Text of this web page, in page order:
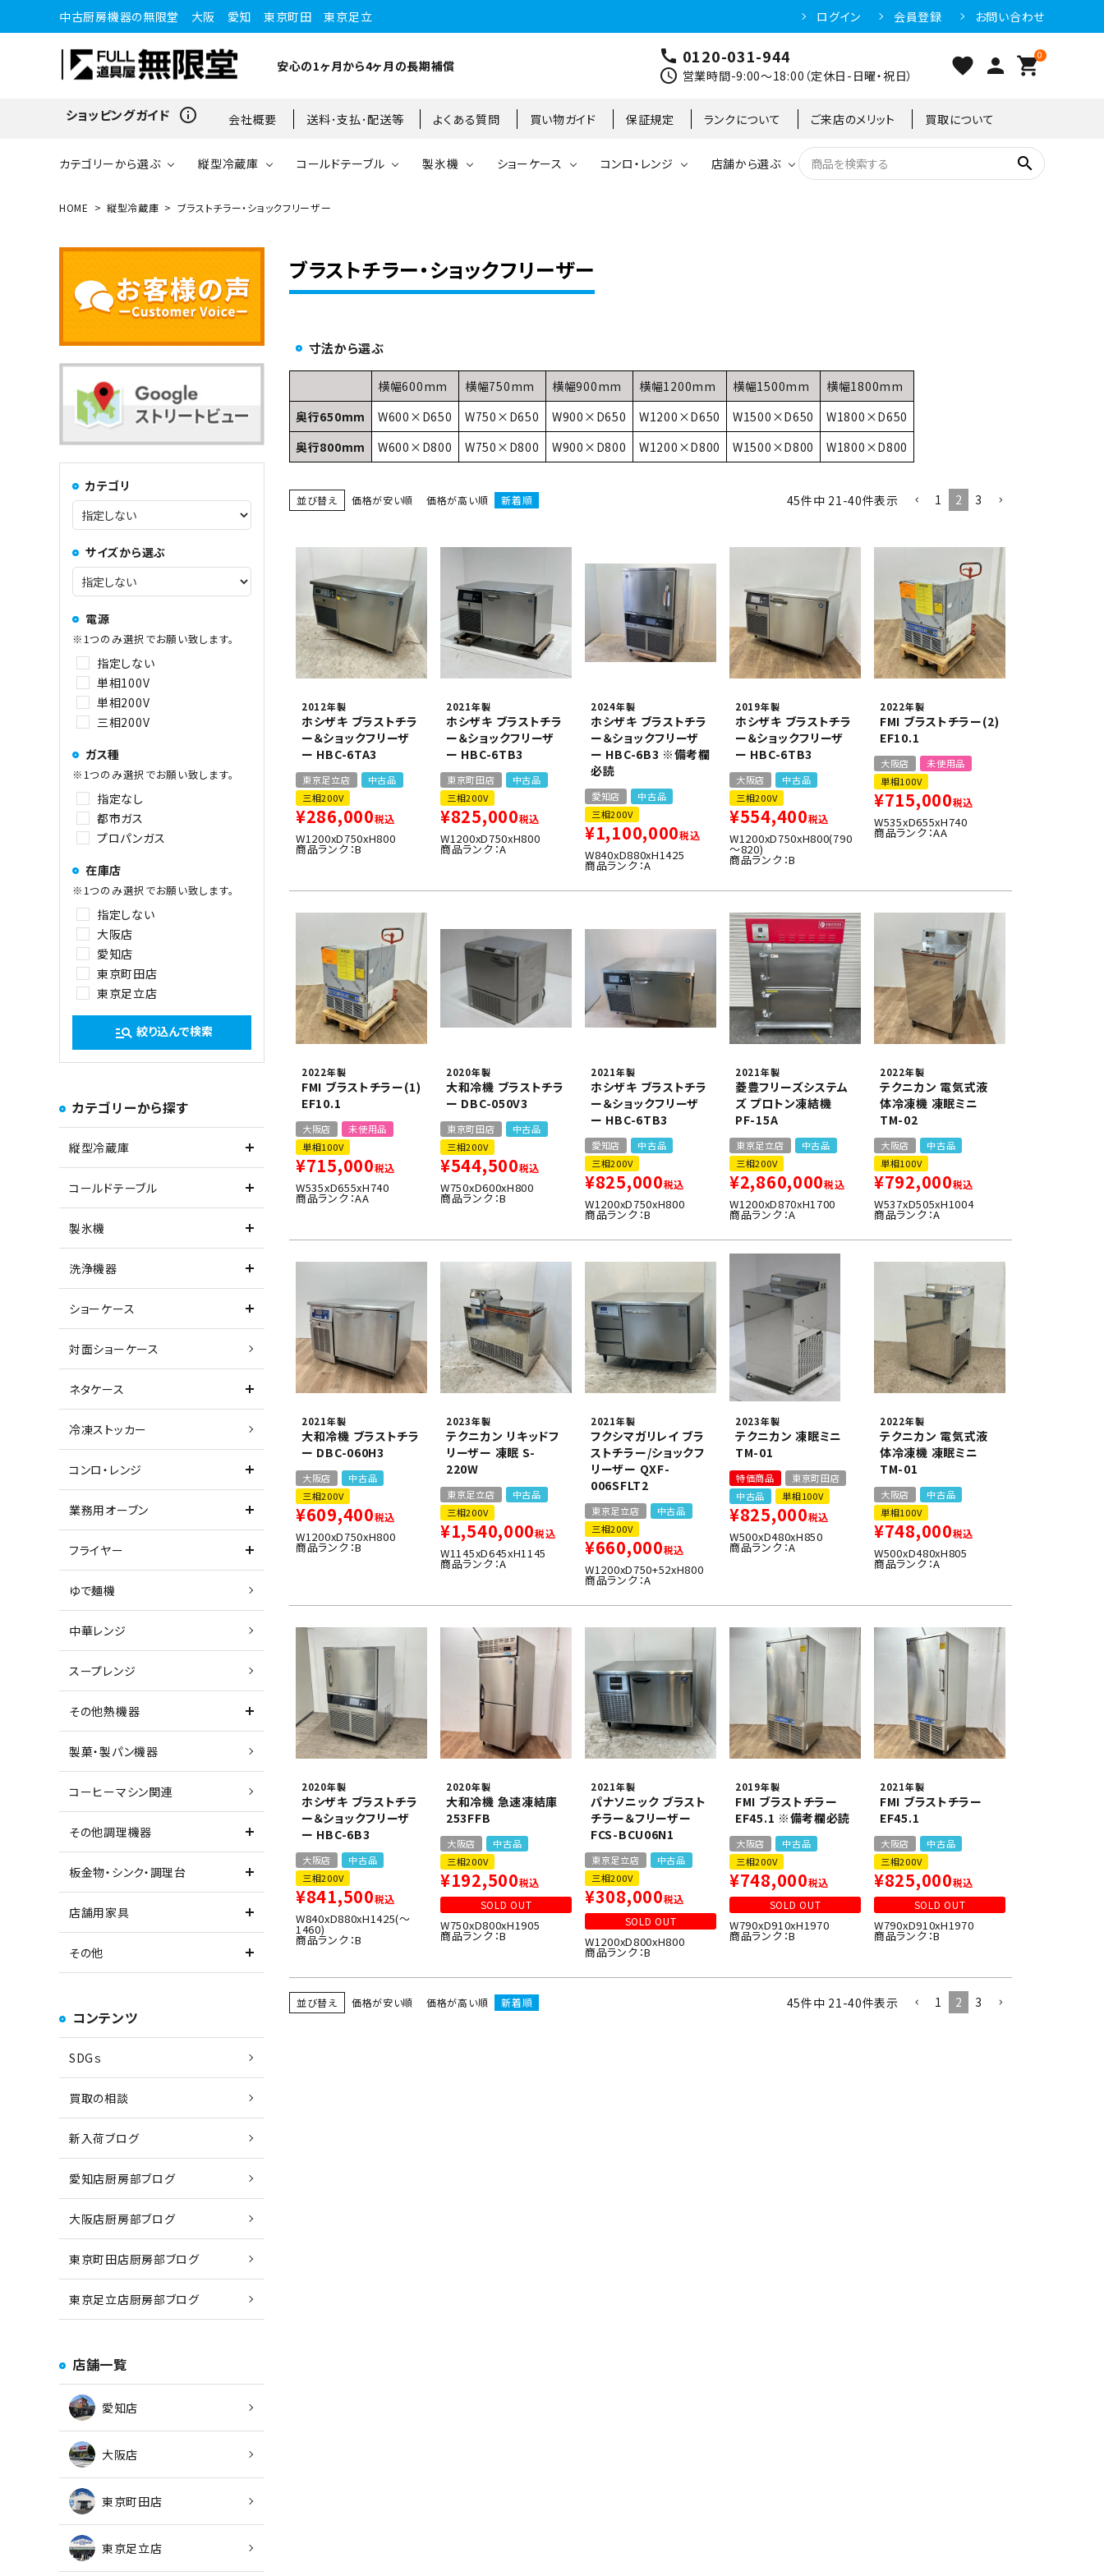
中古厨房機器の無限堂 大阪 愛知 東京町田 東京足立 ログイン 会員登録 お問い合わせ
安心の1ヶ月から4ヶ月の長期補償 call 0120-031-944
schedule 営業時間-9:00～18:00（定休日-日曜・祝日） favorite person 0
shopping_cart
ショッピングガイド info_outline 会社概要 送料･支払･配送等 よくある質問 買い物ガイド 保証規定 ランクについて ご来店のメリット 買取について
カテゴリーから選ぶ
ショーケース
コンロ・レンジ 業務用オーブン フライヤー ゆで麺機
スープレンジ その他熱機器 製菓・製パン機器
コーヒーマシン関連 その他調理機器 店舗用家具
その他
縦型冷蔵庫
ブラストチラー・ショックフ
リーザー
コールドテーブル
ドロワータイプ・他
製氷機
65kg
100kg以上 チップ・フレークアイス ビッグアイス・その他異形
ショーケース
ワインセラー・ワインクーラ
ー
コンロ・レンジ 店舗から選ぶ search
HOME 縦型冷蔵庫 ブラストチラー・ショックフリーザー
カテゴリ
サイズから選ぶ
電源
※1つのみ選択でお願い致します。
指定しない
単相100V
単相200V
三相200V
ガス種
※1つのみ選択でお願い致します。
指定なし
都市ガス
プロパンガス
在庫店
※1つのみ選択でお願い致します。
指定しない
大阪店
愛知店
東京町田店
東京足立店
manage_search 絞り込んで検索
カテゴリーから探す
縦型冷蔵庫
コールドテーブル
製氷機
洗浄機器
ショーケース
対面ショーケース
ネタケース
冷凍ストッカー
コンロ・レンジ
業務用オーブン
フライヤー
ゆで麺機
中華レンジ
スープレンジ
その他熱機器
製菓・製パン機器
コーヒーマシン関連
その他調理機器
板金物・シンク・調理台
店舗用家具
その他
コンテンツ
SDGｓ
買取の相談
新入荷ブログ
愛知店厨房部ブログ
大阪店厨房部ブログ
東京町田店厨房部ブログ
東京足立店厨房部ブログ
店舗一覧
愛知店
大阪店
東京町田店
東京足立店
ブラストチラー・ショックフリーザー
寸法から選ぶ
横幅600mm 横幅750mm 横幅900mm 横幅1200mm 横幅1500mm
横幅1800mm
奥行650mm
W600×D650 W750×D650 W900×D650 W1200×D650 W1500×D650
W1800×D650
奥行800mm
W600×D800 W750×D800 W900×D800 W1200×D800 W1500×D800 W1800×D800
並び替え 価格が安い順 価格が高い順 新着順 45件中 21-40件表示 1 2 3
2012年製
ホシザキ ブラストチラ
ー＆ショックフリーザ
ー HBC-6TA3
東京足立店
中古品
三相200V
¥286,000税込
W1200xD750xH800
商品ランク：B
2021年製
ホシザキ ブラストチラ
ー＆ショックフリーザ
ー HBC-6TB3
東京町田店
中古品
三相200V
¥825,000税込
W1200xD750xH800
商品ランク：A
2024年製
ホシザキ ブラストチラ
ー＆ショックフリーザ
ー HBC-6B3 ※備考欄
必読
愛知店
中古品
三相200V
¥1,100,000税込
W840xD880xH1425
商品ランク：A
2019年製
ホシザキ ブラストチラ
ー＆ショックフリーザ
ー HBC-6TB3
大阪店
中古品
三相200V
¥554,400税込
W1200xD750xH800(790
～820)
商品ランク：B
2022年製
FMI ブラストチラー(2)
EF10.1
大阪店
未使用品
単相100V
¥715,000税込
W535xD655xH740
商品ランク：AA
2022年製
FMI ブラストチラー(1)
EF10.1
大阪店
未使用品
単相100V
¥715,000税込
W535xD655xH740
商品ランク：AA
2020年製
大和冷機 ブラストチラ
ー DBC-050V3
東京町田店
中古品
三相200V
¥544,500税込
W750xD600xH800
商品ランク：B
2021年製
ホシザキ ブラストチラ
ー＆ショックフリーザ
ー HBC-6TB3
愛知店
中古品
三相200V
¥825,000税込
W1200xD750xH800
商品ランク：B
2021年製
菱豊フリーズシステム
ズ プロトン凍結機
PF-15A
東京足立店
中古品
三相200V
¥2,860,000税込
W1200xD870xH1700
商品ランク：A
2022年製
テクニカン 電気式液
体冷凍機 凍眠ミニ
TM-02
大阪店
中古品
単相100V
¥792,000税込
W537xD505xH1004
商品ランク：A
2021年製
大和冷機 ブラストチラ
ー DBC-060H3
大阪店
中古品
三相200V
¥609,400税込
W1200xD750xH800
商品ランク：B
2023年製
テクニカン リキッドフ
リーザー 凍眠 S-
220W
東京足立店
中古品
三相200V
¥1,540,000税込
W1145xD645xH1145
商品ランク：A
2021年製
フクシマガリレイ ブラ
ストチラー/ショックフ
リーザー QXF-
006SFLT2
東京足立店
中古品
三相200V
¥660,000税込
W1200xD750+52xH800
商品ランク：A
2023年製
テクニカン 凍眠ミニ
TM-01
特価商品
東京町田店
中古品
単相100V
¥825,000税込
W500xD480xH850
商品ランク：A
2022年製
テクニカン 電気式液
体冷凍機 凍眠ミニ
TM-01
大阪店
中古品
単相100V
¥748,000税込
W500xD480xH805
商品ランク：A
2020年製
ホシザキ ブラストチラ
ー＆ショックフリーザ
ー HBC-6B3
大阪店
中古品
三相200V
¥841,500税込
W840xD880xH1425(～
1460)
商品ランク：B
2020年製
大和冷機 急速凍結庫
253FFB
大阪店
中古品
三相200V
¥192,500税込
SOLD OUT
W750xD800xH1905
商品ランク：B
2021年製
パナソニック ブラスト
チラー＆フリーザー
FCS-BCU06N1
東京足立店
中古品
三相200V
¥308,000税込
SOLD OUT
W1200xD800xH800
商品ランク：B
2019年製
FMI ブラストチラー
EF45.1 ※備考欄必読
大阪店
中古品
三相200V
¥748,000税込
SOLD OUT
W790xD910xH1970
商品ランク：B
2021年製
FMI ブラストチラー
EF45.1
大阪店
中古品
三相200V
¥825,000税込
SOLD OUT
W790xD910xH1970
商品ランク：B
並び替え 価格が安い順 価格が高い順 新着順 45件中 21 -40件表示 1 2 3